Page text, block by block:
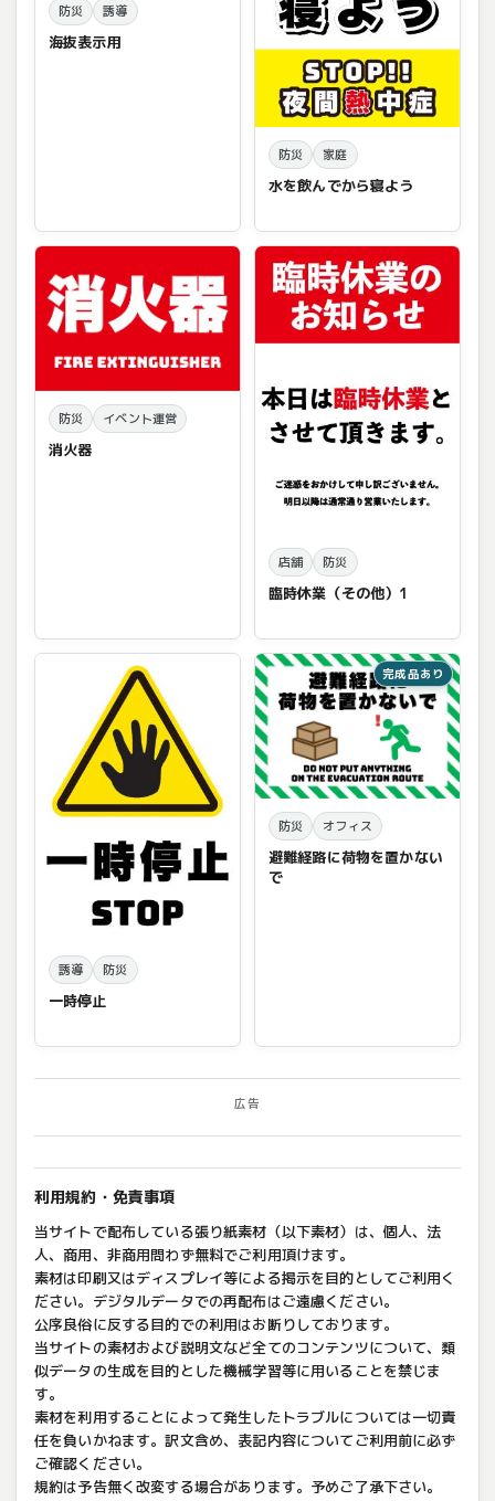
防災 誘導
海抜表示用
防災 家庭
水を飲んでから寝よう
防災 イベント運営
消火器
店舗 防災
臨時休業（その他）1
誘導 防災
一時停止
完成品あり
防災 オフィス
避難経路に荷物を置かない
で
広告
利用規約・免責事項
当サイトで配布している張り紙素材（以下素材）は、個人、法
人、商用、非商用問わず無料でご利用頂けます。
素材は印刷又はディスプレイ等による掲示を目的としてご利用く
ださい。デジタルデータでの再配布はご遠慮ください。
公序良俗に反する目的での利用はお断りしております。
当サイトの素材および説明文など全てのコンテンツについて、類
似データの生成を目的とした機械学習等に用いることを禁じま
す。
素材を利用することによって発生したトラブルについては一切責
任を負いかねます。訳文含め、表記内容についてご利用前に必ず
ご確認ください。
規約は予告無く改変する場合があります。予めご了承下さい。